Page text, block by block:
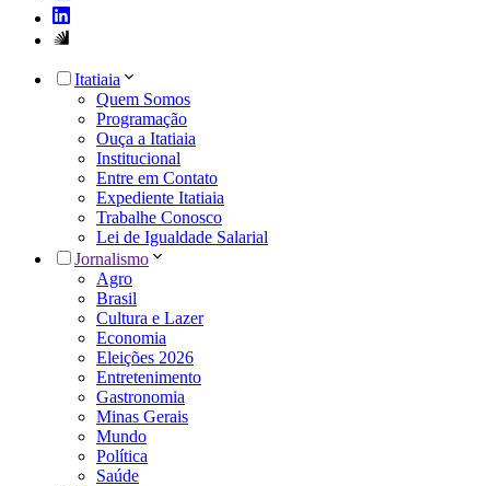
Itatiaia
Quem Somos
Programação
Ouça a Itatiaia
Institucional
Entre em Contato
Expediente Itatiaia
Trabalhe Conosco
Lei de Igualdade Salarial
Jornalismo
Agro
Brasil
Cultura e Lazer
Economia
Eleições 2026
Entretenimento
Gastronomia
Minas Gerais
Mundo
Política
Saúde